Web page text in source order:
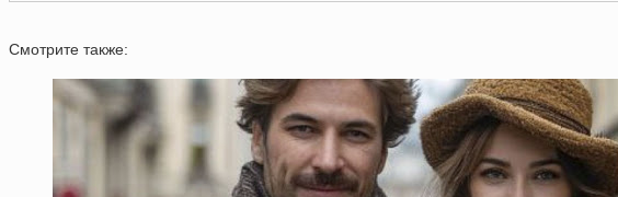
Смотрите также: